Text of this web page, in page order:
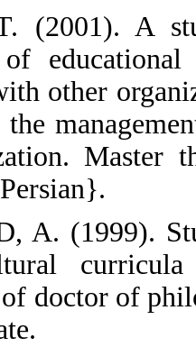
42. Reza, T.
orientation of
Education with
of this with the
this
Tehran. {in
43. Roley, D,
to
dissertation of
Colorado state.